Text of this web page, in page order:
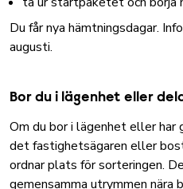
Du får nya hämtningsdagar.
augusti.
Bor du i lägenhet eller
Om du bor i lägenhet eller har
det fastighetsägaren eller
ordnar plats för sorteringen.
gemensamma utrymmen nära